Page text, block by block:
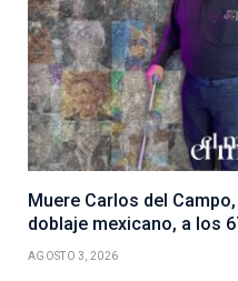
Muere Carlos del
doblaje mexicano, a los
AGOSTO 3, 2026